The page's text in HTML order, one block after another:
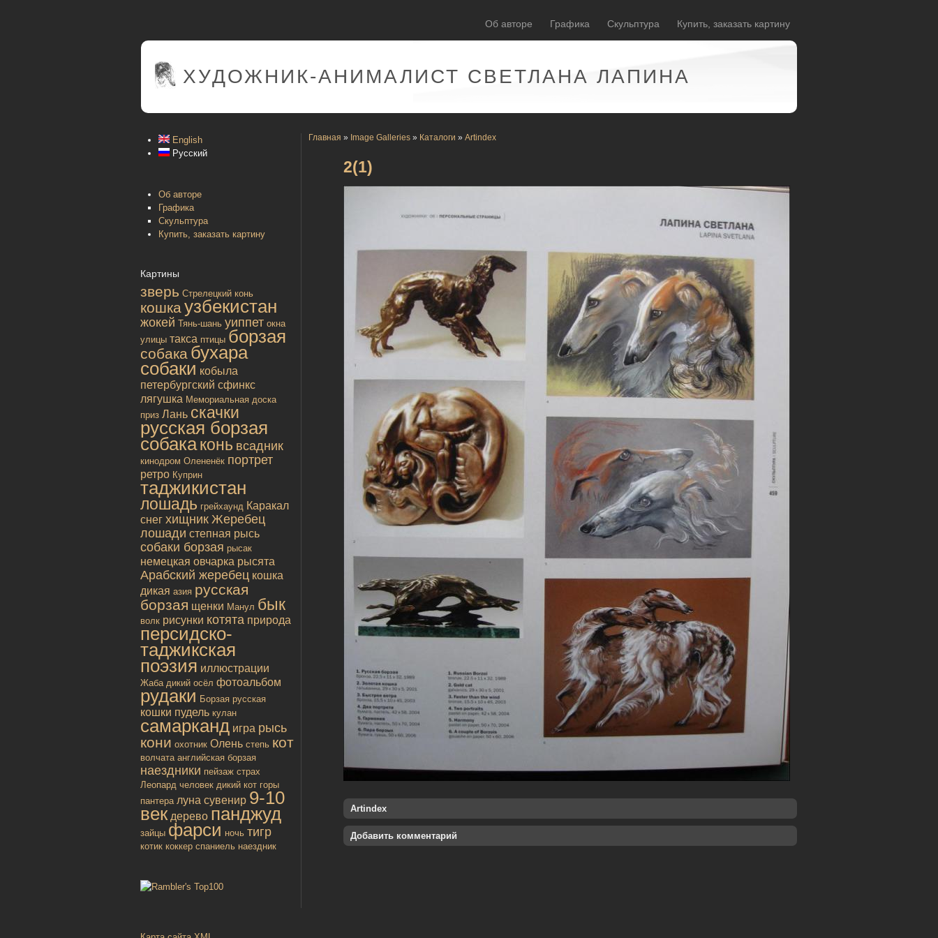
Об авторе Графика Скульптура Купить, заказать картину
ХУДОЖНИК-АНИМАЛИСТ СВЕТЛАНА ЛАПИНА
English
Русский
Об авторе
Графика
Скульптура
Купить, заказать картину
Картины
зверь Стрелецкий конь
кошкаузбекистан
жокей Тянь-шань уиппет окна
улицы такса птицы борзая
собака бухара
собаки кобыла
петербургский сфинкс
лягушка Мемориальная доска
приз Лань скачки
русская борзая
собакаконь всадник
кинодром Олененёк портрет
ретро Куприн
таджикистан
лошадь грейхаунд Каракал
снег хищник Жеребец
лошади степная рысь
собаки борзая рысак
немецкая овчарка рысята
Арабский жеребец кошка
дикая азия русская
борзая щенки Манул бык
волк рисунки котята природа
персидско-
таджикская
поэзия иллюстрации
Жаба дикий осёл фотоальбом
рудаки Борзая русская
кошки пудель кулан
самарканд игра рысь
кони охотник Олень степь кот
волчата английская борзая
наездники пейзаж страх
Леопард человек дикий кот горы
пантера луна сувенир 9-10
век дерево панджуд
зайцы фарси ночь тигр
котик коккер спаниель наездник
Главная » Image Galleries » Каталоги » Artindex
2(1)
Artindex
Добавить комментарий